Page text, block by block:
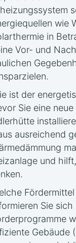
wie
in
Vor- und
ist der
Sie eine
ausreichend
und
Sie
Gebäude